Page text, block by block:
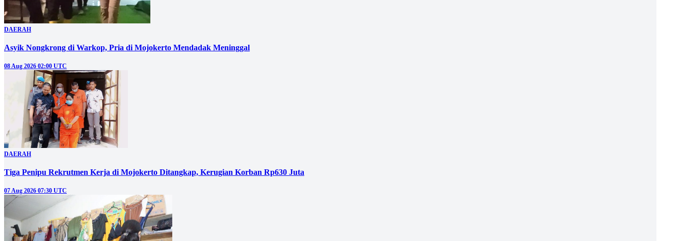
DAERAH
Asyik Nongkrong di Warkop, Pria di Mojokerto Mendadak Meninggal
08 Aug 2026 02:00 UTC
DAERAH
Tiga Penipu Rekrutmen Kerja di Mojokerto Ditangkap, Kerugian Korban Rp630 Juta
07 Aug 2026 07:30 UTC